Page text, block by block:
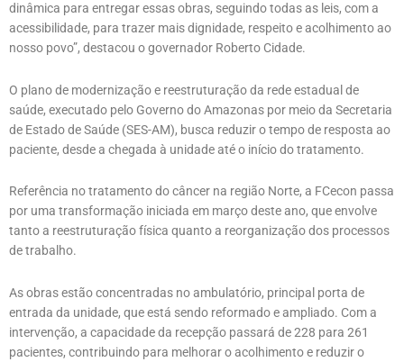
dinâmica para entregar essas obras, seguindo todas as leis, com a
acessibilidade, para trazer mais dignidade, respeito e acolhimento ao
nosso povo”, destacou o governador Roberto Cidade.
O plano de modernização e reestruturação da rede estadual de
saúde, executado pelo Governo do Amazonas por meio da Secretaria
de Estado de Saúde (SES-AM), busca reduzir o tempo de resposta ao
paciente, desde a chegada à unidade até o início do tratamento.
Referência no tratamento do câncer na região Norte, a FCecon passa
por uma transformação iniciada em março deste ano, que envolve
tanto a reestruturação física quanto a reorganização dos processos
de trabalho.
As obras estão concentradas no ambulatório, principal porta de
entrada da unidade, que está sendo reformado e ampliado. Com a
intervenção, a capacidade da recepção passará de 228 para 261
pacientes, contribuindo para melhorar o acolhimento e reduzir o